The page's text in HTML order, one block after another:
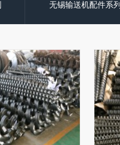
无锡输送机配件系列